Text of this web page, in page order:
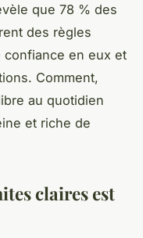
que 78 % des
des règles
confiance en eux et
Comment,
au quotidien
et riche de
claires est